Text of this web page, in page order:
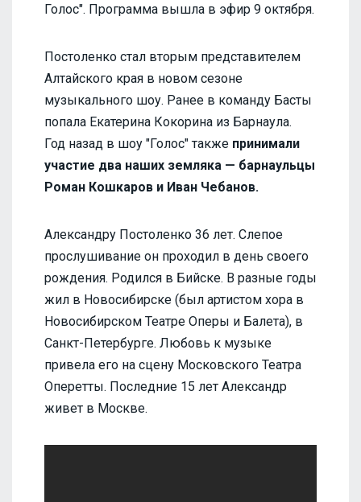
Голос". Программа вышла в эфир 9 октября.
Постоленко стал вторым представителем
Алтайского края в новом сезоне
музыкального шоу. Ранее в команду Басты
попала Екатерина Кокорина из Барнаула.
Год назад в шоу "Голос" также принимали
участие два наших земляка — барнаульцы
Роман Кошкаров и Иван Чебанов.
Александру Постоленко 36 лет. Слепое
прослушивание он проходил в день своего
рождения. Родился в Бийске. В разные годы
жил в Новосибирске (был артистом хора в
Новосибирском Театре Оперы и Балета), в
Санкт-Петербурге. Любовь к музыке
привела его на сцену Московского Театра
Оперетты. Последние 15 лет Александр
живет в Москве.